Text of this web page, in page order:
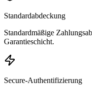
Standardabdeckung
Standardmäßige
Garantieschicht.
Secure-Authentifizierung